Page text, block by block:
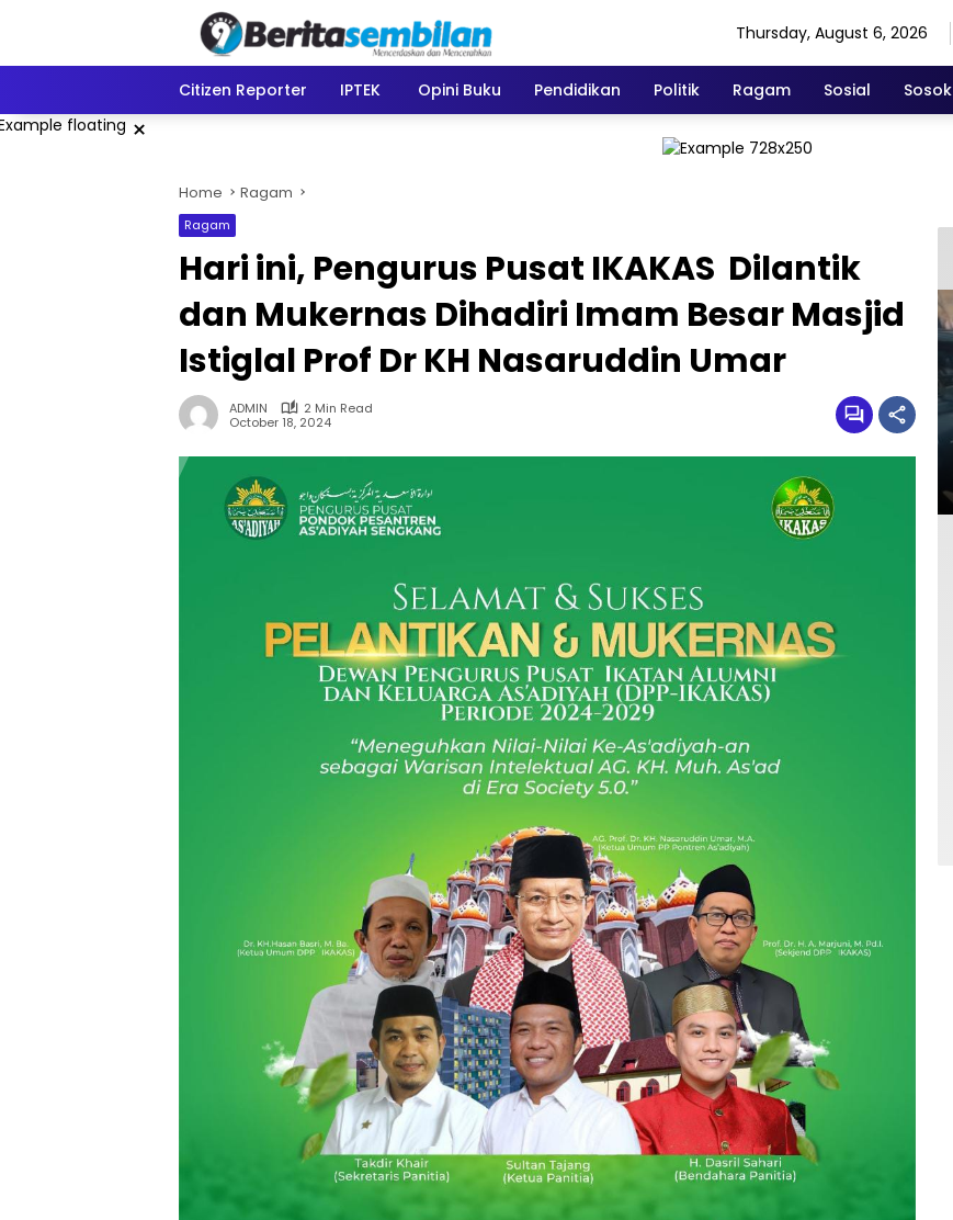
Thursday, August 6, 2026
Citizen Reporter IPTEK Opini Buku Pendidikan Politik Ragam Sosial Sosok
×
Home Ragam
Ragam
Hari ini, Pengurus Pusat IKAKAS Dilantik
dan Mukernas Dihadiri Imam Besar Masjid
Istiglal Prof Dr KH Nasaruddin Umar
ADMIN
2 Min Read
October 18, 2024